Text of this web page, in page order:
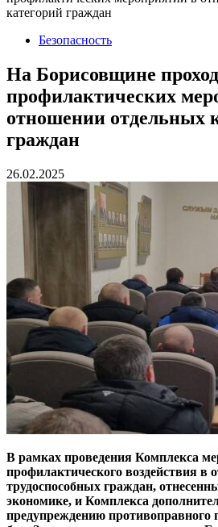
категорий граждан
Безопасность
На Борисовщине
профилактических
отношении отдельных
граждан
26.02.2025
В рамках проведения Комплекса
профилактического воздействия в
трудоспособных граждан,
экономике, и Комплекса
предупреждению противоправного